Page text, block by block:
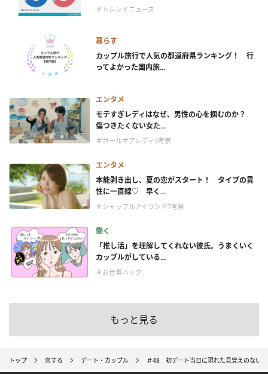
＃トレンドニュース
暮らす
カップル旅行で人気の都道府県ランキング！ 行
ってよかった国内旅...
エンタメ
モテすぎレディはなぜ、男性の心を掴むのか？
傷つきたくない女た...
＃ガールオアレディ3考察
エンタメ
本能剥き出し、夏の恋がスタート！ タイプの異
性に一直線♡ 早く...
＃シャッフルアイランド7考察
働く
「推し活」を理解してくれない彼氏。うまくいく
カップルがしている...
＃お仕事ハック
もっと見る
トップ 恋する デート・カップル ＃48 初デート当日に現れた見覚えのない